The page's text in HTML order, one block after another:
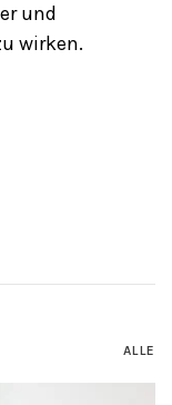
und
wirken.
ALLE